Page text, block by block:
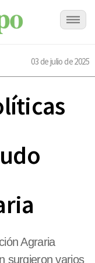
03 de julio de 2025
Agraria
surgieron varios